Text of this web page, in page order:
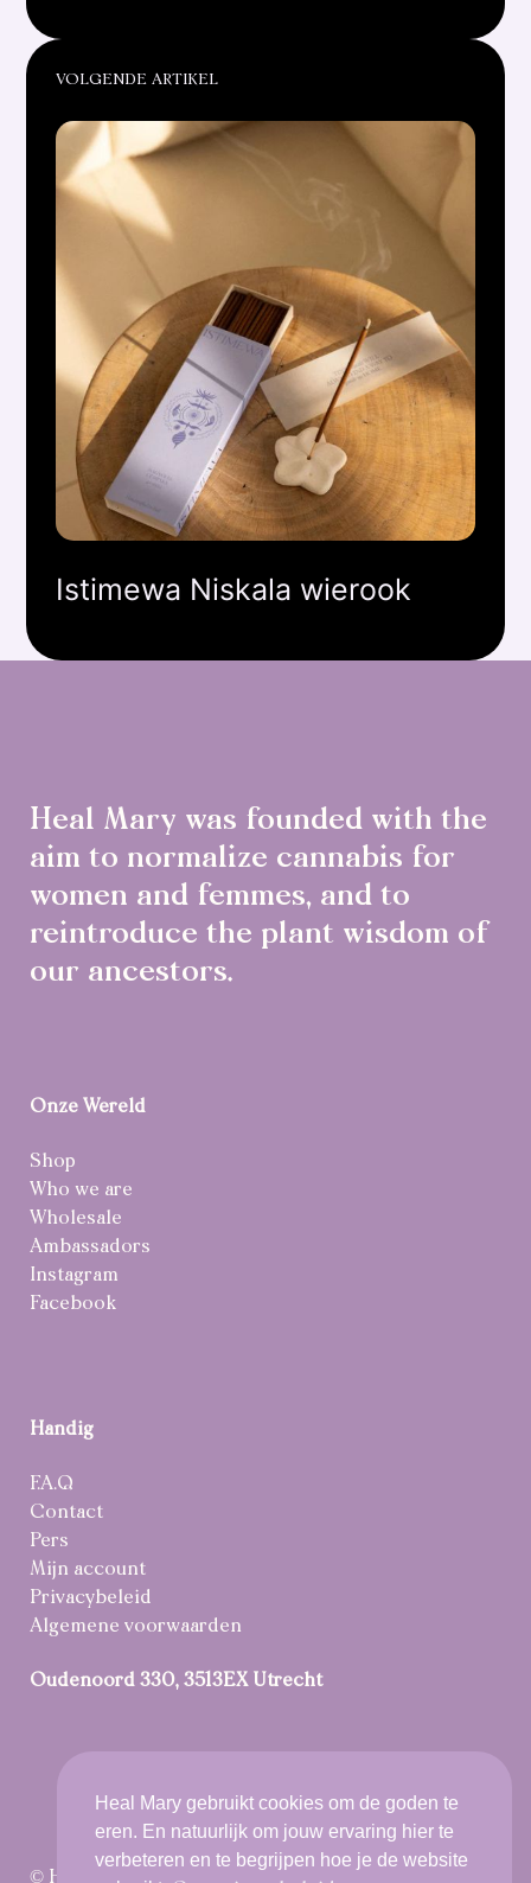
VOLGENDE ARTIKEL
Istimewa Niskala wierook
Heal Mary was founded with the
aim to normalize cannabis for
women and femmes, and to
reintroduce the plant wisdom of
our ancestors.
Onze Wereld
Shop
Who we are
Wholesale
Ambassadors
Instagram
Facebook
Handig
F.A.Q
Contact
Pers
Mijn account
Privacybeleid
Algemene voorwaarden
Oudenoord 330, 3513EX Utrecht
© Heal Mary 2021 All rights reserved
Heal Mary gebruikt cookies om de goden te
eren. En natuurlijk om jouw ervaring hier te
verbeteren en te begrijpen hoe je de website